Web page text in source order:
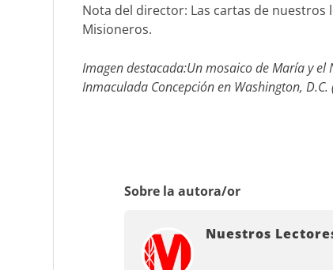
Nota del director: Las cartas de
Misioneros.
Imagen destacada:Un mosaico de María y el
Inmaculada Concepción en Washington, D.C.
Sobre la autora/or
Nuestros